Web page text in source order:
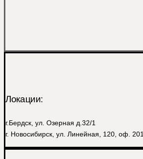
Локации:
г.Бердск, ул. Озерная д.32/1
г. Новосибирск, ул. Линейная, 120, оф. 201